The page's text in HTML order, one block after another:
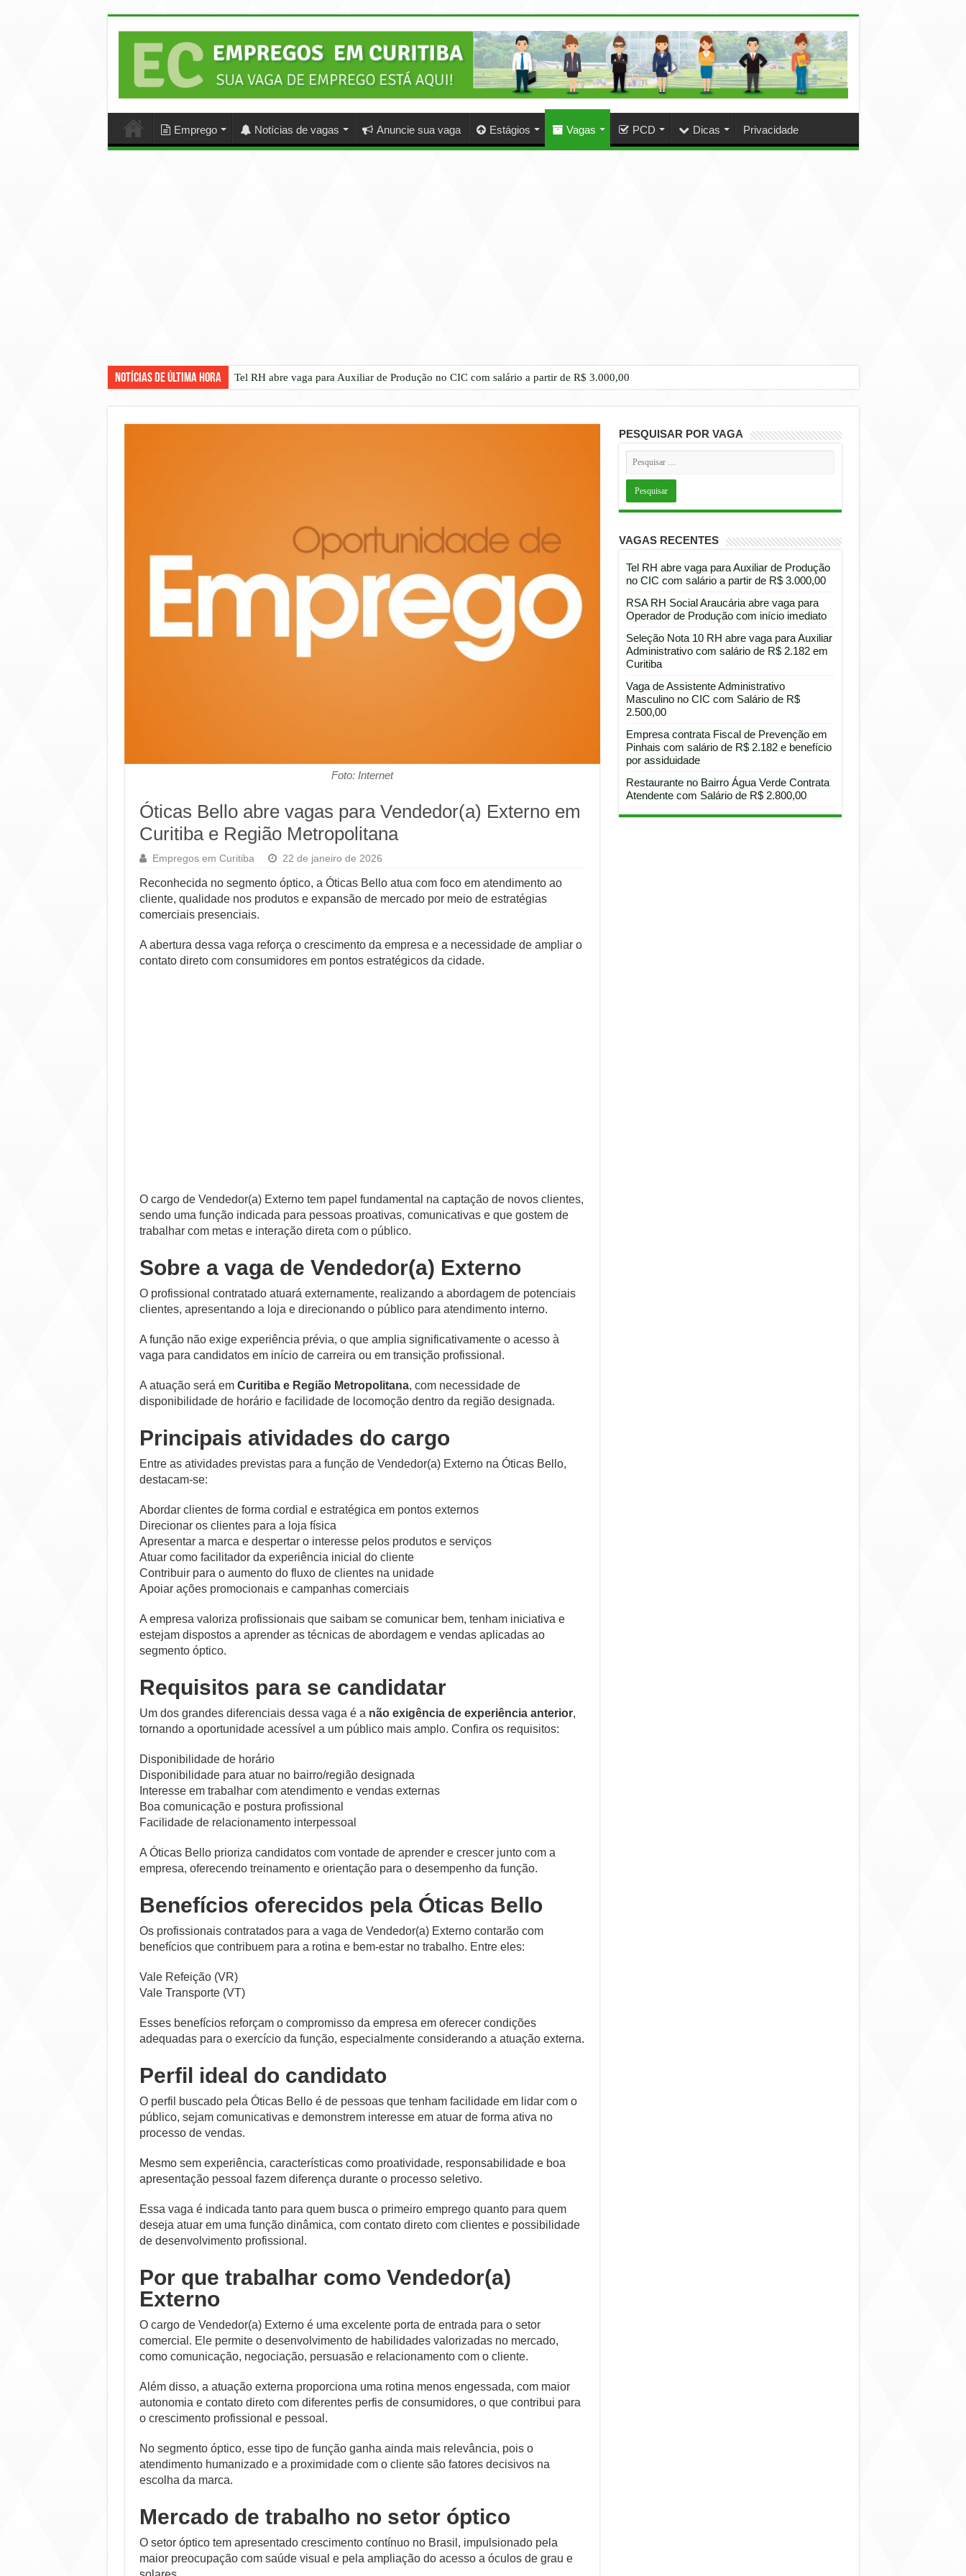
Emprego Notícias de vagas Anuncie sua vaga Estágios Vagas PCD Dicas Privacidade
Notícias de Última Hora Tel RH abre vaga para Auxiliar de Produção no CIC com salário a partir de R$ 3.000,00
Foto: Internet
Óticas Bello abre vagas para Vendedor(a) Externo em
Curitiba e Região Metropolitana
Empregos em Curitiba 22 de janeiro de 2026
Reconhecida no segmento óptico, a Óticas Bello atua com foco em atendimento ao
cliente, qualidade nos produtos e expansão de mercado por meio de estratégias
comerciais presenciais.
A abertura dessa vaga reforça o crescimento da empresa e a necessidade de ampliar o
contato direto com consumidores em pontos estratégicos da cidade.
O cargo de Vendedor(a) Externo tem papel fundamental na captação de novos clientes,
sendo uma função indicada para pessoas proativas, comunicativas e que gostem de
trabalhar com metas e interação direta com o público.
Sobre a vaga de Vendedor(a) Externo
O profissional contratado atuará externamente, realizando a abordagem de potenciais
clientes, apresentando a loja e direcionando o público para atendimento interno.
A função não exige experiência prévia, o que amplia significativamente o acesso à
vaga para candidatos em início de carreira ou em transição profissional.
A atuação será em Curitiba e Região Metropolitana, com necessidade de
disponibilidade de horário e facilidade de locomoção dentro da região designada.
Principais atividades do cargo
Entre as atividades previstas para a função de Vendedor(a) Externo na Óticas Bello,
destacam-se:
Abordar clientes de forma cordial e estratégica em pontos externos
Direcionar os clientes para a loja física
Apresentar a marca e despertar o interesse pelos produtos e serviços
Atuar como facilitador da experiência inicial do cliente
Contribuir para o aumento do fluxo de clientes na unidade
Apoiar ações promocionais e campanhas comerciais
A empresa valoriza profissionais que saibam se comunicar bem, tenham iniciativa e
estejam dispostos a aprender as técnicas de abordagem e vendas aplicadas ao
segmento óptico.
Requisitos para se candidatar
Um dos grandes diferenciais dessa vaga é a não exigência de experiência anterior,
tornando a oportunidade acessível a um público mais amplo. Confira os requisitos:
Disponibilidade de horário
Disponibilidade para atuar no bairro/região designada
Interesse em trabalhar com atendimento e vendas externas
Boa comunicação e postura profissional
Facilidade de relacionamento interpessoal
A Óticas Bello prioriza candidatos com vontade de aprender e crescer junto com a
empresa, oferecendo treinamento e orientação para o desempenho da função.
Benefícios oferecidos pela Óticas Bello
Os profissionais contratados para a vaga de Vendedor(a) Externo contarão com
benefícios que contribuem para a rotina e bem-estar no trabalho. Entre eles:
Vale Refeição (VR)
Vale Transporte (VT)
Esses benefícios reforçam o compromisso da empresa em oferecer condições
adequadas para o exercício da função, especialmente considerando a atuação externa.
Perfil ideal do candidato
O perfil buscado pela Óticas Bello é de pessoas que tenham facilidade em lidar com o
público, sejam comunicativas e demonstrem interesse em atuar de forma ativa no
processo de vendas.
Mesmo sem experiência, características como proatividade, responsabilidade e boa
apresentação pessoal fazem diferença durante o processo seletivo.
Essa vaga é indicada tanto para quem busca o primeiro emprego quanto para quem
deseja atuar em uma função dinâmica, com contato direto com clientes e possibilidade
de desenvolvimento profissional.
Por que trabalhar como Vendedor(a)
Externo
O cargo de Vendedor(a) Externo é uma excelente porta de entrada para o setor
comercial. Ele permite o desenvolvimento de habilidades valorizadas no mercado,
como comunicação, negociação, persuasão e relacionamento com o cliente.
Além disso, a atuação externa proporciona uma rotina menos engessada, com maior
autonomia e contato direto com diferentes perfis de consumidores, o que contribui para
o crescimento profissional e pessoal.
No segmento óptico, esse tipo de função ganha ainda mais relevância, pois o
atendimento humanizado e a proximidade com o cliente são fatores decisivos na
escolha da marca.
Mercado de trabalho no setor óptico
O setor óptico tem apresentado crescimento contínuo no Brasil, impulsionado pela
maior preocupação com saúde visual e pela ampliação do acesso a óculos de grau e
PESQUISAR POR VAGA
VAGAS RECENTES
Tel RH abre vaga para Auxiliar de Produção
no CIC com salário a partir de R$ 3.000,00
RSA RH Social Araucária abre vaga para
Operador de Produção com início imediato
Seleção Nota 10 RH abre vaga para Auxiliar
Administrativo com salário de R$ 2.182 em
Curitiba
Vaga de Assistente Administrativo
Masculino no CIC com Salário de R$
2.500,00
Empresa contrata Fiscal de Prevenção em
Pinhais com salário de R$ 2.182 e benefício
por assiduidade
Restaurante no Bairro Água Verde Contrata
Atendente com Salário de R$ 2.800,00